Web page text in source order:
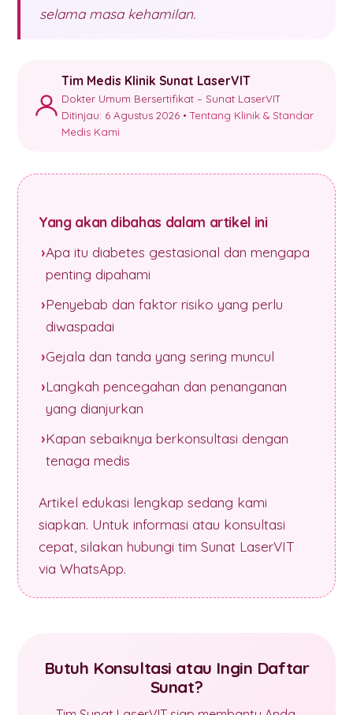
selama masa kehamilan.
Tim Medis Klinik Sunat LaserVIT
Dokter Umum Bersertifikat – Sunat LaserVIT
Ditinjau: 6 Agustus 2026 •Tentang Klinik & Standar
Medis Kami
Yang akan dibahas dalam artikel ini
Apa itu diabetes gestasional dan mengapa
penting dipahami
Penyebab dan faktor risiko yang perlu
diwaspadai
Gejala dan tanda yang sering muncul
Langkah pencegahan dan penanganan
yang dianjurkan
Kapan sebaiknya berkonsultasi dengan
tenaga medis
Artikel edukasi lengkap sedang kami
siapkan. Untuk informasi atau konsultasi
cepat, silakan hubungi tim Sunat LaserVIT
via WhatsApp.
Butuh Konsultasi atau Ingin Daftar
Sunat?